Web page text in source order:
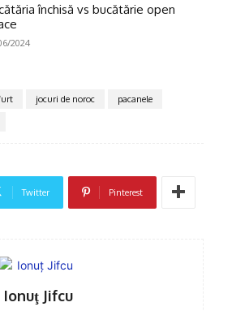
pe imagine
închisă vs bucătărie open
2024
jocuri de noroc
pacanele
Twitter Pinterest
Ionuţ Jifcu